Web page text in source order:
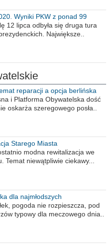
Wyniki PKW z ponad 99
12 lipca odbyła się druga tura
Największe..
reparacji a opcja berlińska
i Platforma Obywatelska dość
oskarża szeregowego posła..
Starego Miasta
modna rewitalizacja we
Temat niewątpliwie ciekawy...
dla najmłodszych
pogoda nie rozpieszcza, pod
typowy dla meczowego dnia..